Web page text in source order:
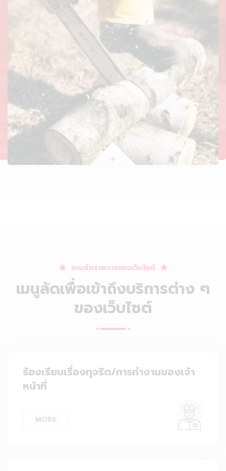
ทางลัดรายการของเว็บไซต์
เมนูลัดเพื่อเข้าถึงบริการต่าง ๆ
ของเว็บไซต์
ร้องเรียนเรื่องทุจริต/การทำงานของเจ้า
หน้าที่
MORE